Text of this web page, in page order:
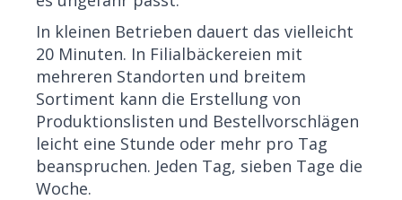
In kleinen Betrieben dauert das vielleicht
20 Minuten. In Filialbäckereien mit
mehreren Standorten und breitem
Sortiment kann die Erstellung von
Produktionslisten und Bestellvorschlägen
leicht eine Stunde oder mehr pro Tag
beanspruchen. Jeden Tag, sieben Tage die
Woche.